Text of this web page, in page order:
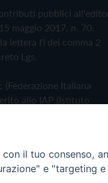
pubblici
maggio 2017, n. 70.
lettera f) del comma 2
Lgs.
Italiana
allo IAP (Istituto
il tuo consenso,
e "targeting